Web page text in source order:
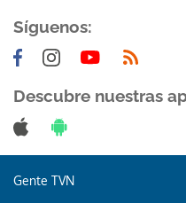
Síguenos:
Descubre nuestras
Gente TVN